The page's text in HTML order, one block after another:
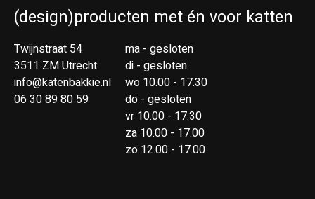
(design)producten met én voor katten
Twijnstraat 54
3511 ZM Utrecht
info@katenbakkie.nl
06 30 89 80 59
ma - gesloten
di - gesloten
wo 10.00 - 17.30
do - gesloten
vr 10.00 - 17.30
za 10.00 - 17.00
zo 12.00 - 17.00